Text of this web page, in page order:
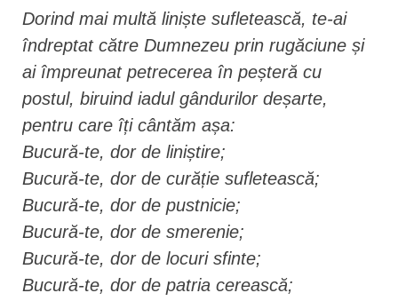
Dorind mai multă liniște sufletească, te-ai
îndreptat către Dumnezeu prin rugăciune și
ai împreunat petrecerea în peșteră cu
postul, biruind iadul gândurilor deșarte,
pentru care îți cântăm așa:
Bucură-te, dor de liniștire;
Bucură-te, dor de curăție sufletească;
Bucură-te, dor de pustnicie;
Bucură-te, dor de smerenie;
Bucură-te, dor de locuri sfinte;
Bucură-te, dor de patria cerească;